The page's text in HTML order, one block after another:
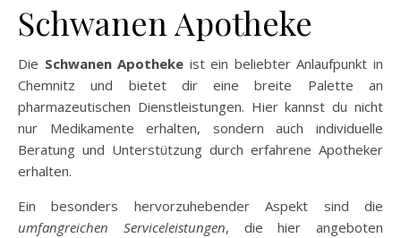
Schwanen Apotheke
Die Schwanen Apotheke ist ein beliebter Anlaufpunkt in
Chemnitz und bietet dir eine breite Palette an
pharmazeutischen Dienstleistungen. Hier kannst du nicht
nur Medikamente erhalten, sondern auch individuelle
Beratung und Unterstützung durch erfahrene Apotheker
erhalten.
Ein besonders hervorzuhebender Aspekt sind die
umfangreichen Serviceleistungen, die hier angeboten